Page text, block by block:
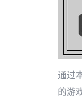
通过
的游